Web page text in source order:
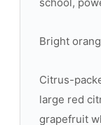
Bright
Citrus-
large red
grapefruit